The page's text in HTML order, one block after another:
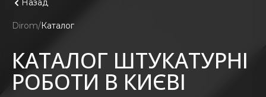
Назад
Dirom Каталог
КАТАЛОГ ШТУКАТУРНІ
РОБОТИ В КИЄВІ